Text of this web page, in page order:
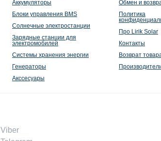
Аккумуляторы
Блоки управления BMS
Солнечные электростанции
Зарядные станции для
электромобилей
Системы хранения энергии
Генераторы
Акссесуары
Обмен и
Политика
Про Lirik Solar
Контакты
Возврат
Viber